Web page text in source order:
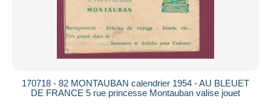
170718 - 82 MONTAUBAN calendrier 1954 - AU BLEUET
DE FRANCE 5 rue princesse Montauban valise jouet